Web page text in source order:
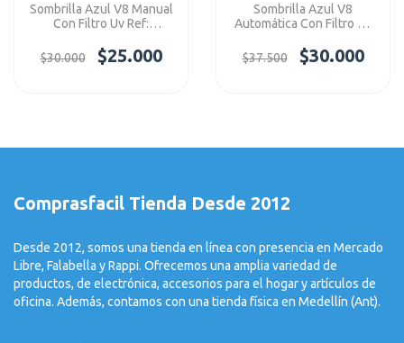
Sombrilla Azul V8 Manual
Con Filtro Uv Ref:
$30.000
$25.000
Sombrilla Azul V8
Automática Con Filtro Uv
$37.500
$30.000
Comprasfacil Tienda Desde 2012
Desde 2012, somos una tienda en línea con presencia en Mercado
Libre, Falabella y Rappi. Ofrecemos una amplia variedad de
productos, de electrónica, accesorios para el hogar y artículos de
oficina. Además, contamos con una tienda física en Medellín (Ant).